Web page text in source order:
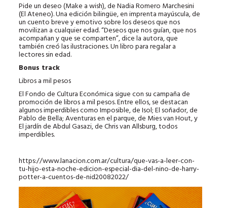
Pide un deseo (Make a wish), de Nadia Romero Marchesini
(El Ateneo). Una edición bilingüe, en imprenta mayúscula, de
un cuento breve y emotivo sobre los deseos que nos
movilizan a cualquier edad. “Deseos que nos guían, que nos
acompañan y que se comparten”, dice la autora, que
también creó las ilustraciones. Un libro para regalar a
lectores sin edad.
Bonus track
Libros a mil pesos
El Fondo de Cultura Económica sigue con su campaña de
promoción de libros a mil pesos. Entre ellos, se destacan
algunos imperdibles como Imposible, de Isol; El soñador, de
Pablo de Bella; Aventuras en el parque, de Mies van Hout, y
El jardín de Abdul Gasazi, de Chris van Allsburg, todos
imperdibles.
https://www.lanacion.com.ar/cultura/que-vas-a-leer-con-
tu-hijo-esta-noche-edicion-especial-dia-del-nino-de-harry-
potter-a-cuentos-de-nid20082022/